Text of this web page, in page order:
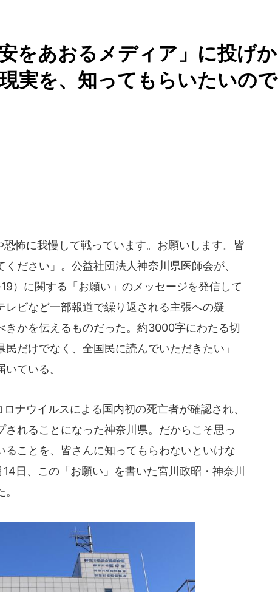
をあおるメディア」に投げか
実を、知ってもらいたいので
怖に我慢して戦っています。お願いします。皆
ださい」。公益社団法人神奈川県医師会が、
）に関する「お願い」のメッセージを発信して
ビなど一部報道で繰り返される主張への疑
きかを伝えるものだった。約3000字にわたる切
だけでなく、全国民に読んでいただきたい」
ている。
ナウイルスによる国内初の死亡者が確認され、
れることになった神奈川県。だからこそ思っ
ことを、皆さんに知ってもらわないといけな
日、この「お願い」を書いた宮川政昭・神奈川